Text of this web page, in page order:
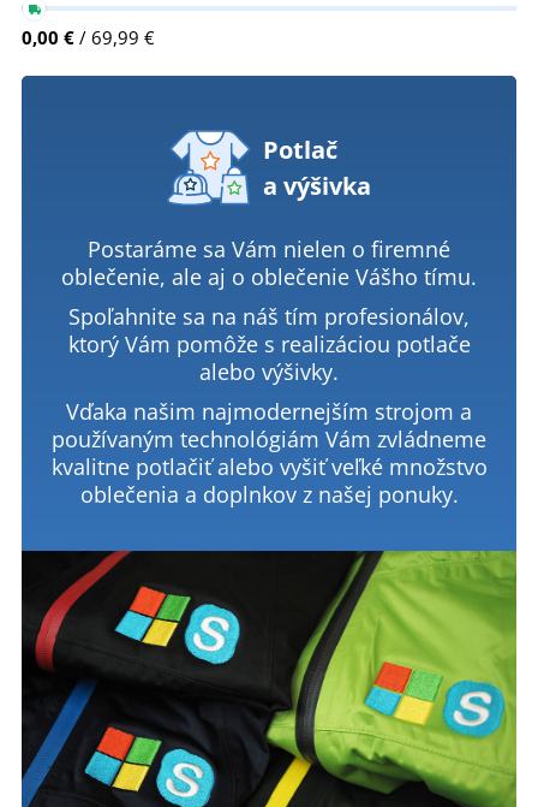
0,00 € / 69,99 €
Potlač
a výšivka
Postaráme sa Vám nielen o firemné
oblečenie, ale aj o oblečenie Vášho tímu.
Spoľahnite sa na náš tím profesionálov,
ktorý Vám pomôže s realizáciou potlače
alebo výšivky.
Vďaka našim najmodernejším strojom a
používaným technológiám Vám zvládneme
kvalitne potlačiť alebo vyšiť veľké množstvo
oblečenia a doplnkov z našej ponuky.